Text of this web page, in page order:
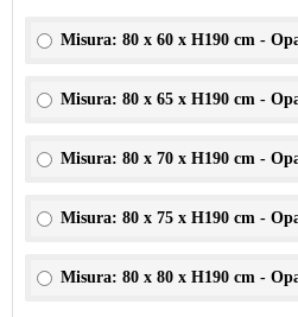
Misura: 80 x 60 x H190 cm -
Misura: 80 x 65 x H190 cm -
Misura: 80 x 70 x H190 cm -
Misura: 80 x 75 x H190 cm -
Misura: 80 x 80 x H190 cm -